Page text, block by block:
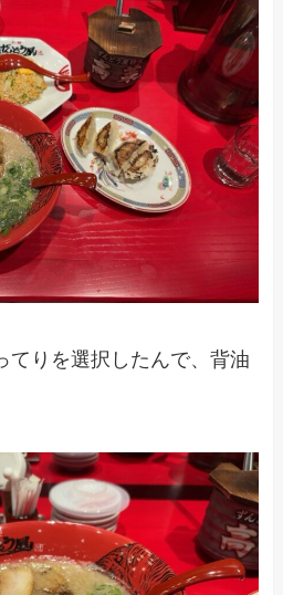
てりを選択したんで、背油